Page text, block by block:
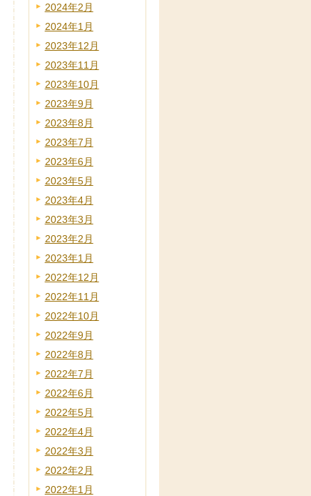
2024年2月
2024年1月
2023年12月
2023年11月
2023年10月
2023年9月
2023年8月
2023年7月
2023年6月
2023年5月
2023年4月
2023年3月
2023年2月
2023年1月
2022年12月
2022年11月
2022年10月
2022年9月
2022年8月
2022年7月
2022年6月
2022年5月
2022年4月
2022年3月
2022年2月
2022年1月